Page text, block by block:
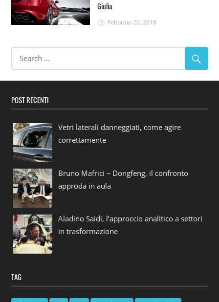
Giulia
Febbraio 20, 2018
POST RECENTI
Vetri laterali danneggiati, come agire
correttamente
Bruno Mafrici – Dongfeng, il confronto
approda in aula
Aladino Saidi, l’approccio analitico a settori
in trasformazione
TAG